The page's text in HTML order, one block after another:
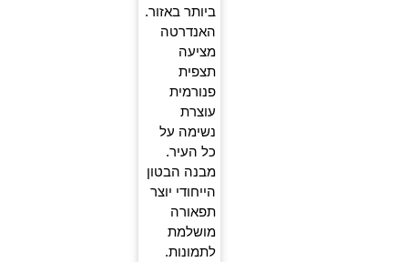
ביותר באזור.
האנדרטה
מציעה
תצפית
פנורמית
עוצרת
נשימה על
כל העיר.
מבנה הבטון
הייחודי יוצר
תפאורה
מושלמת
לתמונות.